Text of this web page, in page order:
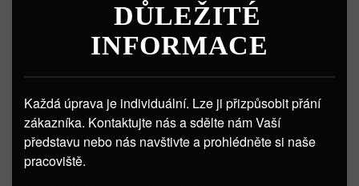
DŮLEŽITÉ
INFORMACE
Každá úprava je individuální. Lze ji přizpůsobit přání
zákazníka. Kontaktujte nás a sdělte nám Vaší
představu nebo nás navštivte a prohlédněte si naše
pracoviště.